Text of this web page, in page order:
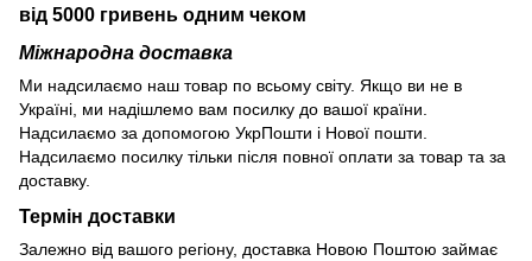
від 5000 гривень одним чеком
Міжнародна доставка
Ми надсилаємо наш товар по всьому світу. Якщо ви не в
Україні, ми надішлемо вам посилку до вашої країни.
Надсилаємо за допомогою УкрПошти і Нової пошти.
Надсилаємо посилку тільки після повної оплати за товар та за
доставку.
Термін доставки
Залежно від вашого регіону, доставка Новою Поштою займає